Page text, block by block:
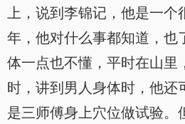
上，说到李锦记，他是一
年，他对什么事都知道，也
体一点也不懂，平时在山里
时，讲到男人身体时，他还
是三师傅身上穴位做试验。